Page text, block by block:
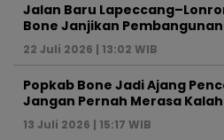
Jalan Baru
Bone Janjikan
22 Juli 2026 | 13:02 WIB
Popkab Bone Jadi Ajang
Jangan Pernah Merasa Kalah
13 Juli 2026 | 15:17 WIB